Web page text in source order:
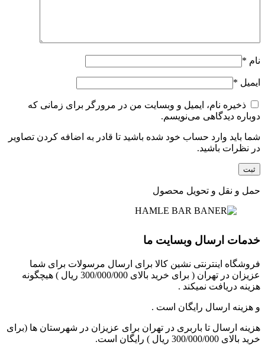
نام *
ایمیل *
ذخیره نام، ایمیل و وبسایت من در مرورگر برای زمانی که
دوباره دیدگاهی می‌نویسم.
شما باید وارد حساب خود شده باشید تا قادر به اضافه کردن تصاویر
در نظرات باشید.
حمل و نقل و تحویل محصول
خدمات ارسال وبسایت ما
فروشگاه اینترنتی نشین کالا برای ارسال مرسولات برای شما
عزیزان در تهران ( برای خرید بالای 300/000/000 ریال ) هیچگونه
هزینه دریافت نمیکند .
و هزینه ارسال رایگان است .
هزینه ارسال تا باربری در تهران برای عزیزان در شهرستان ها (برای
خرید بالای 300/000/000 ریال ) رایگان است.